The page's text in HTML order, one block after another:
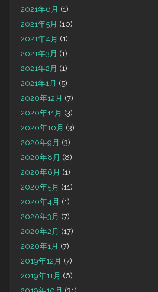
2021年6月 (1)
2021年5月 (10)
2021年4月 (1)
2021年3月 (1)
2021年2月 (1)
2021年1月 (5)
2020年12月 (7)
2020年11月 (3)
2020年10月 (3)
2020年9月 (3)
2020年8月 (8)
2020年6月 (1)
2020年5月 (11)
2020年4月 (1)
2020年3月 (7)
2020年2月 (17)
2020年1月 (7)
2019年12月 (7)
2019年11月 (6)